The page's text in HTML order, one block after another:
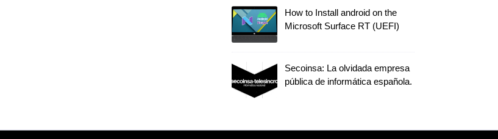
How to Install android on the
Microsoft Surface RT (UEFI)
Secoinsa: La olvidada empresa
pública de informática española.